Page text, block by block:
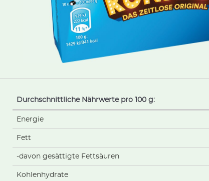
Durchschnittliche Nährwerte pro 100 g:
Energie
Fett
-davon gesättigte Fettsäuren
Kohlenhydrate